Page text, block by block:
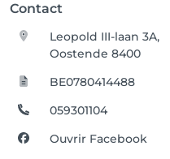
Contact
Leopold III-laan 3A,
Oostende 8400
BE0780414488
059301104
Ouvrir Facebook